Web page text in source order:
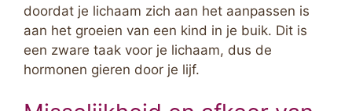
doordat je lichaam zich aan het aanpassen is
aan het groeien van een kind in je buik. Dit is
een zware taak voor je lichaam, dus de
hormonen gieren door je lijf.